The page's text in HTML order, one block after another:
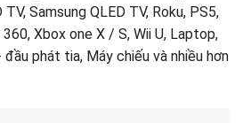
TV, Samsung QLED TV, Roku, PS5,
Xbox one X / S, Wii U, Laptop,
đầu phát tia, Máy chiếu và nhiều hơn